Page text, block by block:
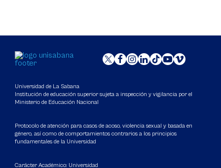
Universidad de La Sabana
Institución de educación superior sujeta a inspección y vigilancia por el
Ministerio de Educación Nacional
Protocolo de atención para casos de acoso, violencia sexual y basada en
género, así como de comportamientos contrarios a los principios
fundamentales de la Universidad
Carácter Académico: Universidad